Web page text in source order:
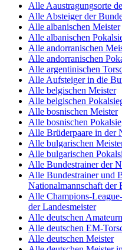
Alle Aaustragungsorte
Alle Absteiger der
Alle albanischen Meister
Alle albanischen
Alle andorranischen
Alle andorranischen
Alle argentinischen
Alle Aufsteiger in die
Alle belgischen Meister
Alle belgischen
Alle bosnischen Meister
Alle bosnischen
Alle Brüderpaare in der
Alle bulgarischen
Alle bulgarischen
Alle Bundestrainer der
Alle Bundestrainer und
Nationalmannschaft der
Alle Champions-
der Landesmeister
Alle deutschen
Alle deutschen EM-
Alle deutschen Meister